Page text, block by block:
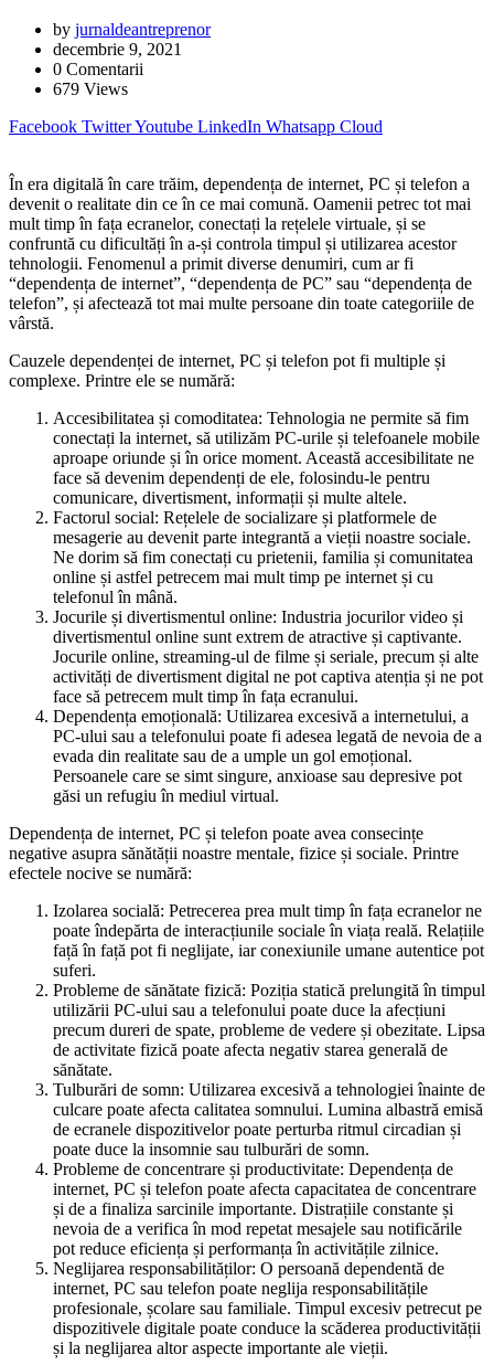
by jurnaldeantreprenor
decembrie 9, 2021
0 Comentarii
679 Views
Facebook TwitterYoutube LinkedIn Whatsapp Cloud
În era digitală în care trăim, dependența de internet, PC și telefon a
devenit o realitate din ce în ce mai comună. Oamenii petrec tot mai
mult timp în fața ecranelor, conectați la rețelele virtuale, și se
confruntă cu dificultăți în a-și controla timpul și utilizarea acestor
tehnologii. Fenomenul a primit diverse denumiri, cum ar fi
“dependența de internet”, “dependența de PC” sau “dependența de
telefon”, și afectează tot mai multe persoane din toate categoriile de
vârstă.
Cauzele dependenței de internet, PC și telefon pot fi multiple și
complexe. Printre ele se numără:
Accesibilitatea și comoditatea: Tehnologia ne permite să fim
conectați la internet, să utilizăm PC-urile și telefoanele mobile
aproape oriunde și în orice moment. Această accesibilitate ne
face să devenim dependenți de ele, folosindu-le pentru
comunicare, divertisment, informații și multe altele.
Factorul social: Rețelele de socializare și platformele de
mesagerie au devenit parte integrantă a vieții noastre sociale.
Ne dorim să fim conectați cu prietenii, familia și comunitatea
online și astfel petrecem mai mult timp pe internet și cu
telefonul în mână.
Jocurile și divertismentul online: Industria jocurilor video și
divertismentul online sunt extrem de atractive și captivante.
Jocurile online, streaming-ul de filme și seriale, precum și alte
activități de divertisment digital ne pot captiva atenția și ne pot
face să petrecem mult timp în fața ecranului.
Dependența emoțională: Utilizarea excesivă a internetului, a
PC-ului sau a telefonului poate fi adesea legată de nevoia de a
evada din realitate sau de a umple un gol emoțional.
Persoanele care se simt singure, anxioase sau depresive pot
găsi un refugiu în mediul virtual.
Dependența de internet, PC și telefon poate avea consecințe
negative asupra sănătății noastre mentale, fizice și sociale. Printre
efectele nocive se numără:
Izolarea socială: Petrecerea prea mult timp în fața ecranelor ne
poate îndepărta de interacțiunile sociale în viața reală. Relațiile
față în față pot fi neglijate, iar conexiunile umane autentice pot
suferi.
Probleme de sănătate fizică: Poziția statică prelungită în timpul
utilizării PC-ului sau a telefonului poate duce la afecțiuni
precum dureri de spate, probleme de vedere și obezitate. Lipsa
de activitate fizică poate afecta negativ starea generală de
sănătate.
Tulburări de somn: Utilizarea excesivă a tehnologiei înainte de
culcare poate afecta calitatea somnului. Lumina albastră emisă
de ecranele dispozitivelor poate perturba ritmul circadian și
poate duce la insomnie sau tulburări de somn.
Probleme de concentrare și productivitate: Dependența de
internet, PC și telefon poate afecta capacitatea de concentrare
și de a finaliza sarcinile importante. Distrațiile constante și
nevoia de a verifica în mod repetat mesajele sau notificările
pot reduce eficiența și performanța în activitățile zilnice.
Neglijarea responsabilităților: O persoană dependentă de
internet, PC sau telefon poate neglija responsabilitățile
profesionale, școlare sau familiale. Timpul excesiv petrecut pe
dispozitivele digitale poate conduce la scăderea productivității
și la neglijarea altor aspecte importante ale vieții.